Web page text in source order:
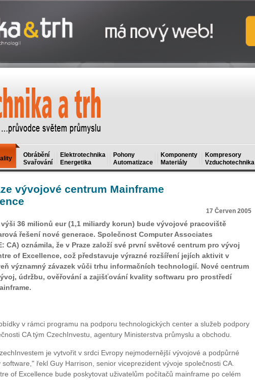
Obrábění
Svařování
Elektrotechnika
Energetika
Pohony
Automatizace
Komponenty
Materiály
Kompresory
Vzduchotechnika
vývojové centrum Mainframe
17 Červen 2005
36 milionů eur (1,1 miliardy korun) bude vývojové pracoviště
řešení nové generace. Společnost Computer Associates
CA) oznámila, že v Praze založí své první světové centrum pro vývoj
of Excellence, což představuje výrazné rozšíření jejích aktivit v
významný závazek vůči trhu informačních technologií. Nové centrum
údržbu, ověřování a zajišťování kvality softwaru pro prostředí
v rámci programu na podporu technologických center a služeb podpory
CA tým CzechInvestu, agentury Ministerstva průmyslu a obchodu.
je vytvořit v srdci Evropy nejmodernější vývojové a podpůrné
řekl Guy Harrison, senior viceprezident vývoje společnosti CA.
of Excellence bude poskytovat uživatelům počítačů mainframe po celém